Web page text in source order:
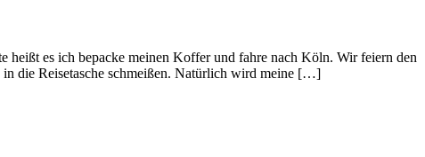
heißt es ich bepacke meinen Koffer und fahre nach Köln. Wir feiern den
in die Reisetasche schmeißen. Natürlich wird meine […]